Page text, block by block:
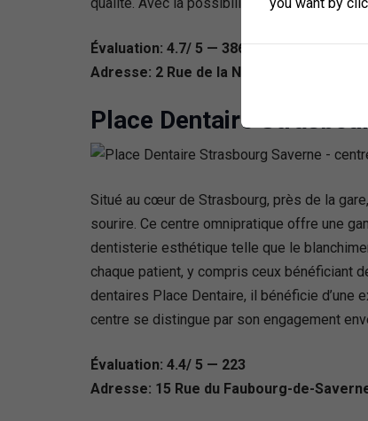
Évaluation: 4.7/ 5 — 386
Adresse: 2 Rue de la Nuée-Bleue, 67000
Place Dentaire
Situé au cœur de Strasbourg, près de la
sourire. Ce centre omnipratique offre une
dentisterie esthétique telle que le
chaque patient, y compris ceux bénéficiant
dentaires Place Dentaire, il bénéficie d’une
centre se distingue par son engagement
Évaluation: 4.4/ 5 — 223
Adresse: 15 Rue du Faubourg-de-